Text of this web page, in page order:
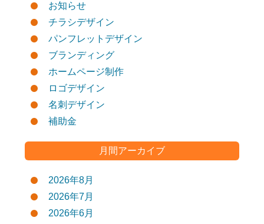
お知らせ
チラシデザイン
パンフレットデザイン
ブランディング
ホームページ制作
ロゴデザイン
名刺デザイン
補助金
月間アーカイブ
2026年8月
2026年7月
2026年6月